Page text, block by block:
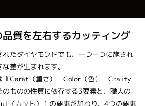
質を左右するカッティング
れたダイヤモンドでも、一つ一つに施され
差が生まれます。
『Carat（重さ）・Color（色）・Crality
のものの性質に依存する3要素と、職人の
（カット）』の要素が加わり、4つの要素